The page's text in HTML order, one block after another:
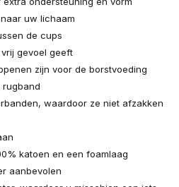
Uitverkocht
Uitverkocht
uw lichaam
de cups
gevoel geeft
zijn voor de borstvoeding
rugband
waardoor ze niet afzakken
katoen en een foamlaag
aanbevolen